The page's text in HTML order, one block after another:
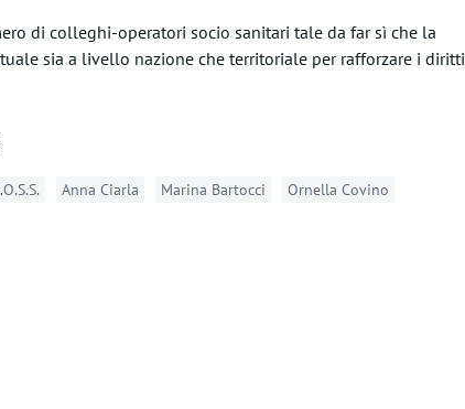
di colleghi-operatori socio sanitari tale da far sì che la
sia a livello nazione che territoriale per rafforzare i diritti
Anna Ciarla Marina Bartocci Ornella Covino